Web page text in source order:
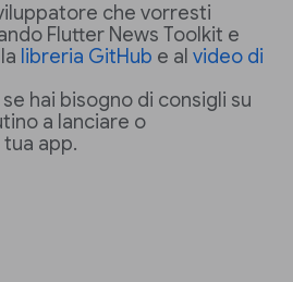
che vorresti
Flutter News Toolkit e
libreria GitHub e al video di
hai bisogno di consigli su
a lanciare o
app.